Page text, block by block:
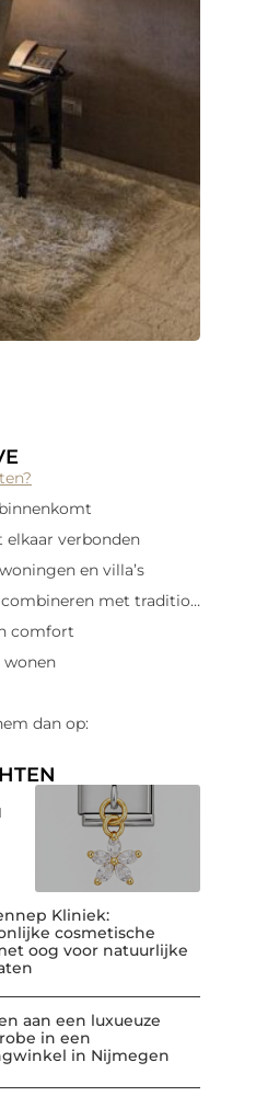
verbonden
en villa’s
Slimme beveiliging combineren met traditionele veiligheid
comfort
wonen
dan op:
Kliniek:
cosmetische
oog voor natuurlijke
aan een luxueuze
in een
in Nijmegen